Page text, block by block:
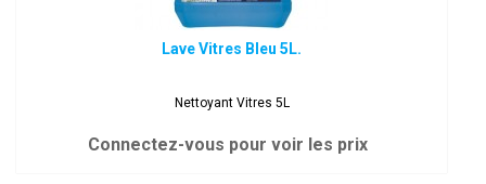
Lave Vitres Bleu 5L.
Nettoyant Vitres 5L
Connectez-vous pour voir les prix